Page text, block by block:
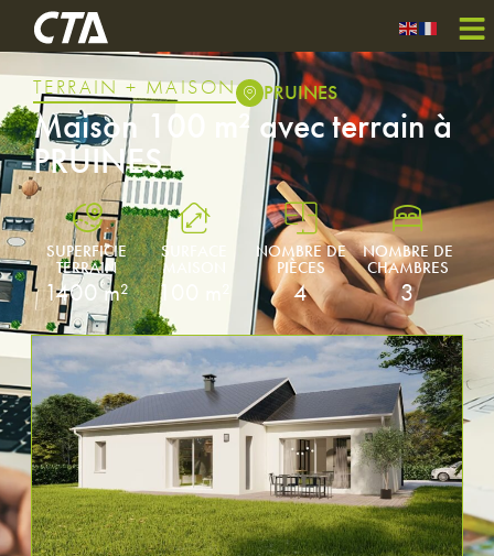
TERRAIN + MAISON PRUINES
Maison 100 m² avec terrain à
PRUINES
SUPERFICIE
TERRAIN
1400 m²
SURFACE
MAISON
100 m²
NOMBRE DE
PIÈCES
4
NOMBRE DE
CHAMBRES
3